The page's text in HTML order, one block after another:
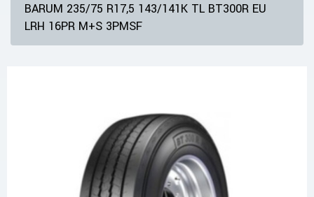
BARUM 235/75 R17,5 143/141K TL BT300R EU
LRH 16PR M+S 3PMSF